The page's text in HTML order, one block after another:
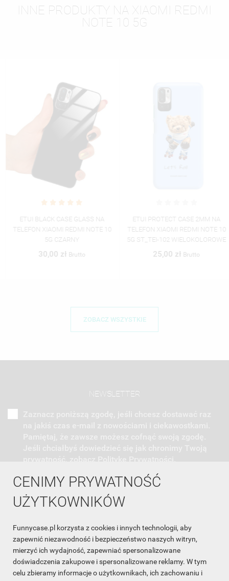
CENIMY PRYWATNOŚĆ
UŻYTKOWNIKÓW
Funnycase.pl korzysta z cookies i innych technologii, aby
zapewnić niezawodność i bezpieczeństwo naszych witryn,
mierzyć ich wydajność, zapewniać spersonalizowane
doświadczenia zakupowe i spersonalizowane reklamy. W tym
celu zbieramy informacje o użytkownikach, ich zachowaniu i
INNE PRODUKTY NA XIAOMI REDMI
NOTE 10 5G
ETUI BLACK CASE GLASS NA
TELEFON XIAOMI REDMI NOTE 10
5G CZARNY
30,00 złBrutto
ETUI PROTECT CASE 2MM NA
TELEFON XIAOMI REDMI NOTE 10
5G ST_TEI-102 WIELOKOLOROWE
25,00 złBrutto
ZOBACZ WSZYSTKIE
NEWSLETTER
INFORMACJA O SKLEPIE
INFORMACJE
OBSŁUGA KLIENTA